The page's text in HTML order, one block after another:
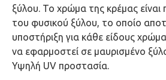
ξύλου. Το χρώμα της κρέμας είναι
του φυσικού ξύλου, το οποίο
υποστήριξη για κάθε είδους
να εφαρμοστεί σε μαυρισμένο
Υψηλή UV προστασία.